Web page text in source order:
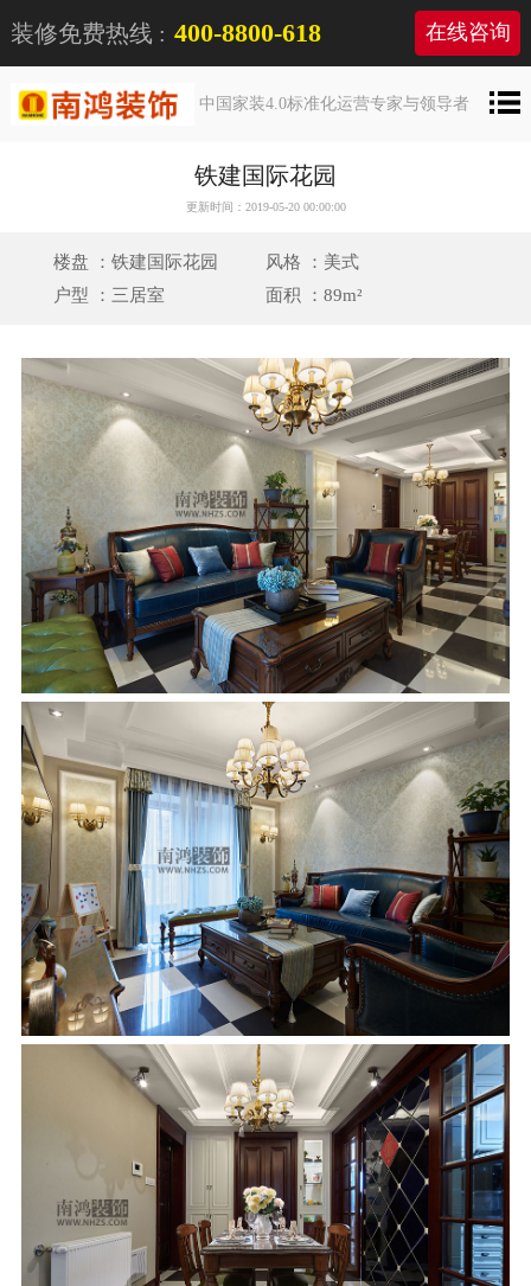
装修免费热线 : 400-8800-618 在线咨询
中国家装4.0标准化运营专家与领导者
铁建国际花园
更新时间：2019-05-20 00:00:00
楼盘 ：铁建国际花园
风格 ：美式
户型 ：三居室
面积 ：89m²